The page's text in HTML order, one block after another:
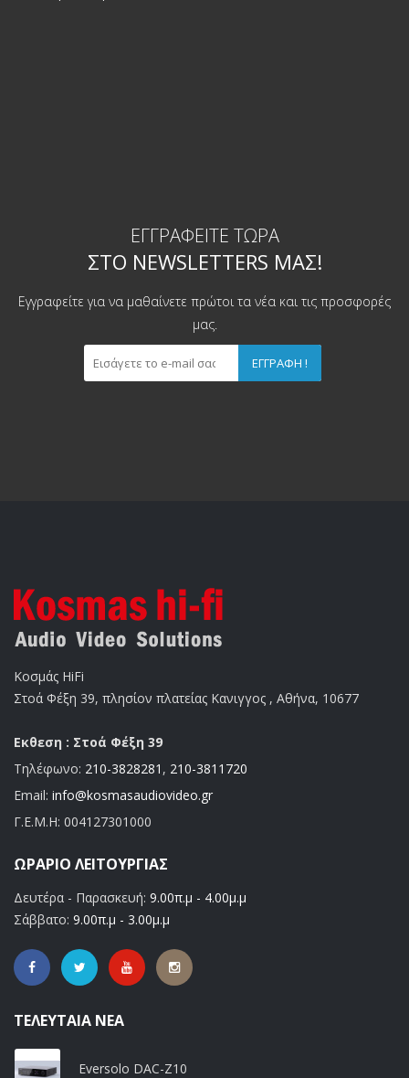
ΕΓΓΡΑΦΕΊΤΕ ΤΏΡΑ
ΣΤΟ NEWSLETTERS ΜΑΣ!
Εγγραφείτε για να μαθαίνετε πρώτοι τα νέα και τις προσφορές
μας.
ΕΓΓΡΑΦΉ !
Κοσμάς HiFi
Στοά Φέξη 39, πλησίον πλατείας Κανιγγος , Αθήνα, 10677
Εκθεση : Στοά Φέξη 39
Τηλέφωνο: 210-3828281 , 210-3811720
Email: info@kosmasaudiovideo.gr
Γ.Ε.Μ.Η: 004127301000
ΩΡΆΡΙΟ ΛΕΙΤΟΥΡΓΊΑΣ
Δευτέρα - Παρασκευή: 9.00π.μ - 4.00μ.μ
Σάββατο: 9.00π.μ - 3.00μ.μ
ΤΕΛΕΥΤΑΊΑ ΝΈΑ
Eversolo DAC-Z10